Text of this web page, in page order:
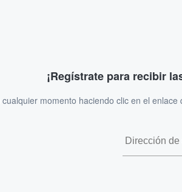
¡Regístrate para recibir
momento haciendo clic en el